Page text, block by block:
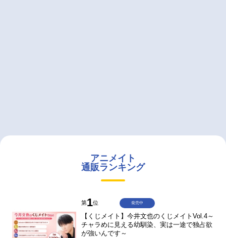
アニメイト
通販ランキング
第1位
【くじメイト】今井文也のくじメイトVol.4～
チャラめに見える幼馴染、実は一途で独占欲
が強いんです～
発売中